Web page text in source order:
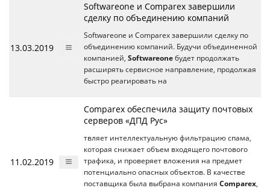
13.03.2019
Softwareone и Comparex завершили
сделку по объединению компаний
Softwareone и Comparex завершили сделку по
объединению компаний. Будучи объединенной
компанией, Softwareone будет продолжать
расширять сервисное направление, продолжая
быстро реагировать на
11.02.2019
Comparex обеспечила защиту почтовых
серверов «ДПД Рус»
твляет интеллектуальную фильтрацию спама,
которая снижает объем входящего почтового
трафика, и проверяет вложения на предмет
потенциально опасных объектов. В качестве
поставщика была выбрана компания Comparex,